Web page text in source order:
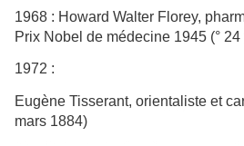
1968 : Howard Walter Florey,
Prix Nobel de médecine 1945 (°
1972 :
Eugène Tisserant, orientaliste et
mars 1884)